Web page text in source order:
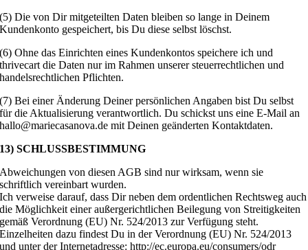
(5) Die von Dir mitgeteilten Daten bleiben so lange in Deinem
Kundenkonto gespeichert, bis Du diese selbst löschst.
(6) Ohne das Einrichten eines Kundenkontos speichere ich und
thrivecart die Daten nur im Rahmen unserer steuerrechtlichen und
handelsrechtlichen Pflichten.
(7) Bei einer Änderung Deiner persönlichen Angaben bist Du selbst
für die Aktualisierung verantwortlich. Du schickst uns eine E-Mail an
hallo@mariecasanova.de mit Deinen geänderten Kontaktdaten.
13) SCHLUSSBESTIMMUNG
Abweichungen von diesen AGB sind nur wirksam, wenn sie
schriftlich vereinbart wurden.
Ich verweise darauf, dass Dir neben dem ordentlichen Rechtsweg auch
die Möglichkeit einer außergerichtlichen Beilegung von Streitigkeiten
gemäß Verordnung (EU) Nr. 524/2013 zur Verfügung steht.
Einzelheiten dazu findest Du in der Verordnung (EU) Nr. 524/2013
und unter der Internetadresse: http://ec.europa.eu/consumers/odr